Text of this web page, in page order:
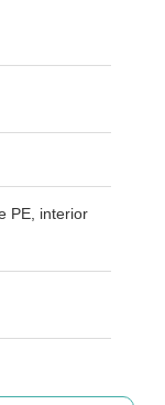
PE, interior